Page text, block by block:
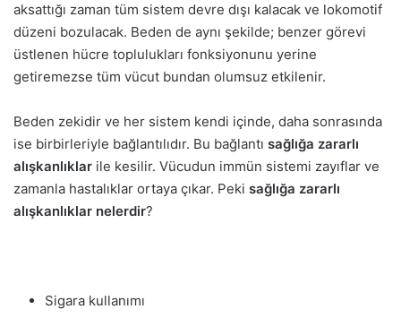
aksattığı zaman tüm sistem devre dışı kalacak ve lokomotif
düzeni bozulacak. Beden de aynı şekilde; benzer görevi
üstlenen hücre toplulukları fonksiyonunu yerine
getiremezse tüm vücut bundan olumsuz etkilenir.
Beden zekidir ve her sistem kendi içinde, daha sonrasında
ise birbirleriyle bağlantılıdır. Bu bağlantı sağlığa zararlı
alışkanlıklar ile kesilir. Vücudun immün sistemi zayıflar ve
zamanla hastalıklar ortaya çıkar. Peki sağlığa zararlı
alışkanlıklar nelerdir?
Sigara kullanımı